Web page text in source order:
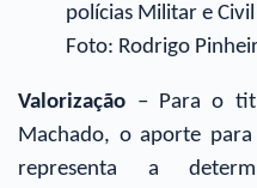
polícias Militar e Civil
Foto: Rodrigo
Valorização – Para o
Machado, o aporte
representa a